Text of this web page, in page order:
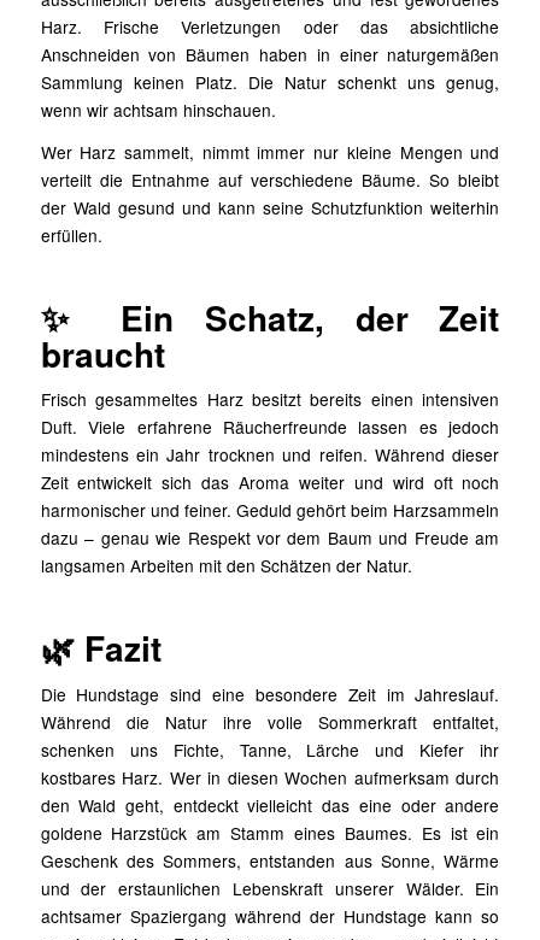
Harz. Frische Verletzungen oder das absichtliche
Anschneiden von Bäumen haben in einer naturgemäßen
Sammlung keinen Platz. Die Natur schenkt uns genug,
wenn wir achtsam hinschauen.
Wer Harz sammelt, nimmt immer nur kleine Mengen und
verteilt die Entnahme auf verschiedene Bäume. So bleibt
der Wald gesund und kann seine Schutzfunktion weiterhin
erfüllen.
✨ Ein Schatz, der Zeit
braucht
Frisch gesammeltes Harz besitzt bereits einen intensiven
Duft. Viele erfahrene Räucherfreunde lassen es jedoch
mindestens ein Jahr trocknen und reifen. Während dieser
Zeit entwickelt sich das Aroma weiter und wird oft noch
harmonischer und feiner. Geduld gehört beim Harzsammeln
dazu – genau wie Respekt vor dem Baum und Freude am
langsamen Arbeiten mit den Schätzen der Natur.
🌿 Fazit
Die Hundstage sind eine besondere Zeit im Jahreslauf.
Während die Natur ihre volle Sommerkraft entfaltet,
schenken uns Fichte, Tanne, Lärche und Kiefer ihr
kostbares Harz. Wer in diesen Wochen aufmerksam durch
den Wald geht, entdeckt vielleicht das eine oder andere
goldene Harzstück am Stamm eines Baumes. Es ist ein
Geschenk des Sommers, entstanden aus Sonne, Wärme
und der erstaunlichen Lebenskraft unserer Wälder. Ein
achtsamer Spaziergang während der Hundstage kann so